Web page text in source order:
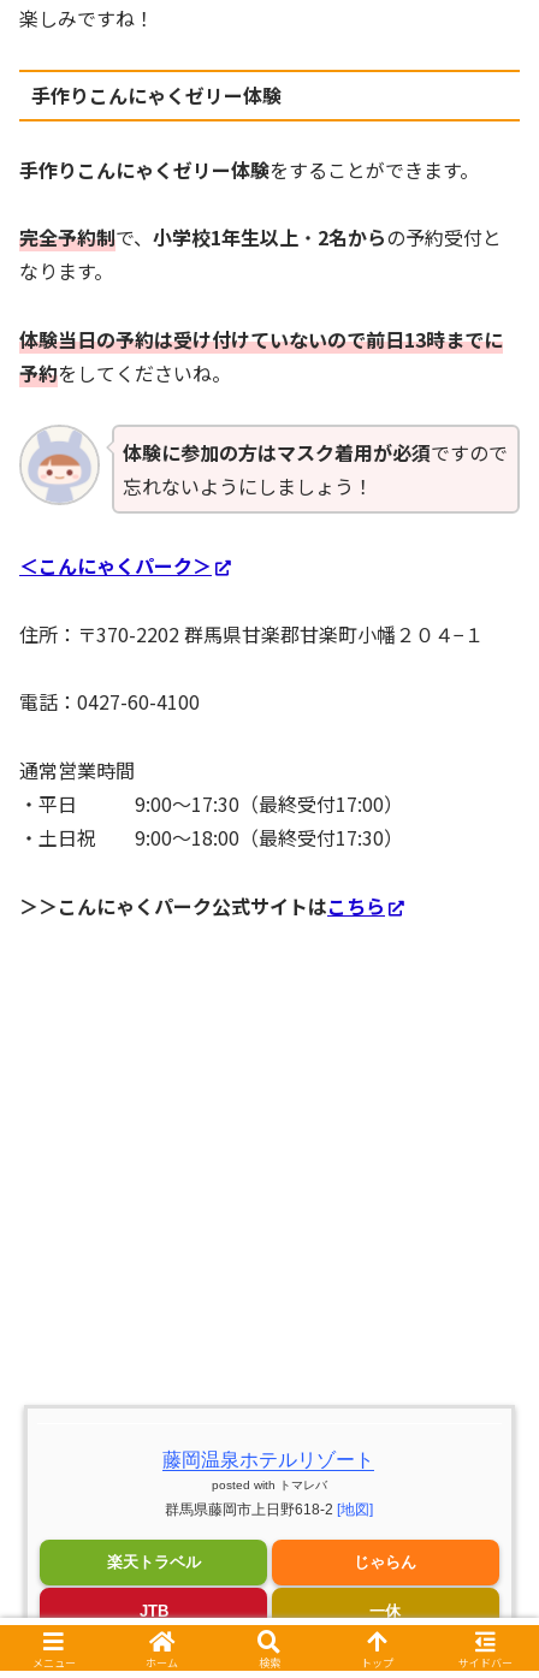
楽しみですね！
手作りこんにゃくゼリー体験
手作りこんにゃくゼリー体験をすることができます。
完全予約制で、 小学校1年生以上 ・ 2名からの予約受付と
なります。
体験当日の予約は受け付けていないので前日13時までに
予約をしてくださいね。
体験に参加の方はマスク着用が必須ですので
忘れないようにしましょう！
＜こんにゃくパーク＞
住所：〒370-2202 群馬県甘楽郡甘楽町小幡２０４−１
電話：0427-60-4100
通常営業時間
・平日 9:00～17:30（最終受付17:00）
・土日祝 9:00～18:00（最終受付17:30）
＞＞こんにゃくパーク公式サイトはこちら
藤岡温泉ホテルリゾート
posted with トマレバ
群馬県藤岡市上日野618-2 [地図]
楽天トラベル じゃらん
JTB 一休
るるぶ Yahoo!トラベル
メニュー ホーム 検索 トップ サイドバー